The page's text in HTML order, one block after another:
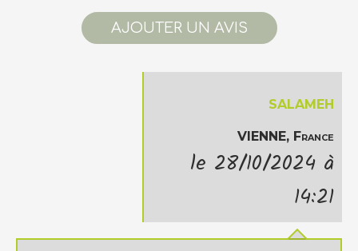
AJOUTER UN AVIS
SALAMEH
VIENNE, France
le 28/10/2024 à
14:21